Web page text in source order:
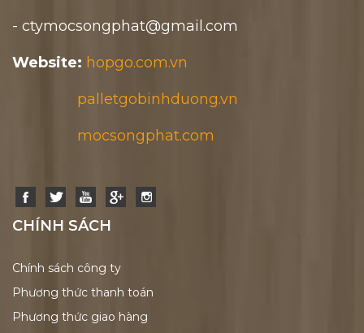
- ctymocsongphat@gmail.com
Website: hopgo.com.vn
palletgobinhduong.vn
mocsongphat.com
CHÍNH SÁCH
Chính sách công ty
Phương thức thanh toán
Phương thức giao hàng